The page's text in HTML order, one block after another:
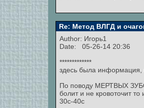
Re: Метод ВЛГД и
Author: Игорь1
Date: 05-26-14 20:36
*************
здесь была информация,
По поводу МЕРТВЫХ
болит и не кровоточит
30с-40с